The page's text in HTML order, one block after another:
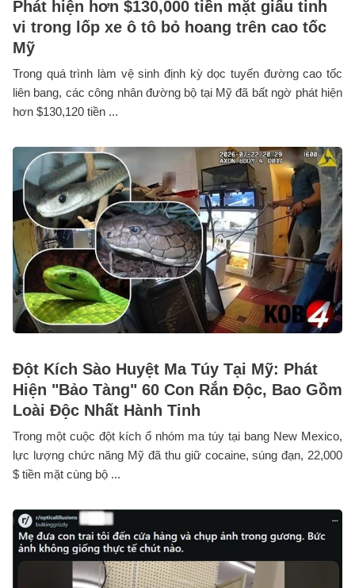
Phát hiện hơn $130,000 tiền mặt giấu tinh
vi trong lốp xe ô tô bỏ hoang trên cao tốc
Mỹ
Trong quá trình làm vệ sinh định kỳ dọc tuyến đường cao tốc
liên bang, các công nhân đường bộ tại Mỹ đã bất ngờ phát hiện
hơn $130,120 tiền ...
Đột Kích Sào Huyệt Ma Túy Tại Mỹ: Phát
Hiện "Bảo Tàng" 60 Con Rắn Độc, Bao Gồm
Loài Độc Nhất Hành Tinh
Trong một cuộc đột kích ổ nhóm ma túy tại bang New Mexico,
lực lượng chức năng Mỹ đã thu giữ cocaine, súng đạn, 22,000
$ tiền mặt cùng bộ ...